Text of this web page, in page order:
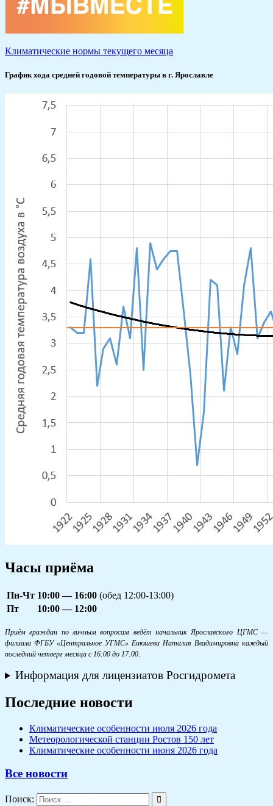
Климатические нормы текущего месяца
График хода средней годовой температуры в г. Ярославле
Часы приёма
Пн-Чт 10:00 — 16:00 (обед 12:00-13:00)
Пт
10:00 — 12:00
Приём граждан по личным вопросам ведёт начальник Ярославского ЦГМС —
филиала ФГБУ «Центральное УГМС» Енюшева Наталия Владимировна каждый
последний четверг месяца с 16:00 до 17:00.
Информация для лицензиатов Росгидромета
Последние новости
Климатические особенности июля 2026 года
Метеорологической станции Ростов 150 лет
Климатические особенности июня 2026 года
Все новости
Поиск: